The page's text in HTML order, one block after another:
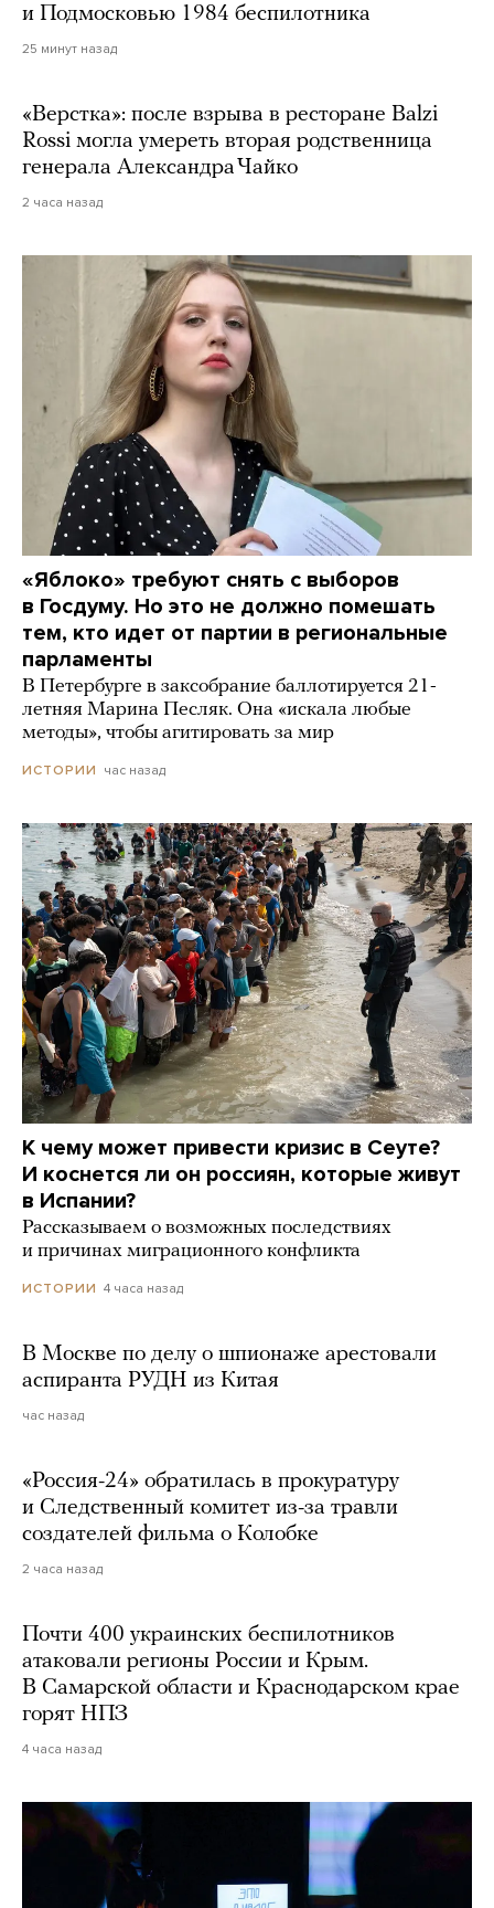
и Подмосковью 1984 беспилотника
25 минут назад
«Верстка»: после взрыва в ресторане Balzi
Rossi могла умереть вторая родственница
генерала Александра Чайко
2 часа назад
«Яблоко» требуют снять с выборов
в Госдуму. Но это не должно помешать
тем, кто идет от партии в региональные
парламенты
В Петербурге в заксобрание баллотируется 21-
летняя Марина Песляк. Она «искала любые
методы», чтобы агитировать за мир
ИСТОРИИ час назад
К чему может привести кризис в Сеуте?
И коснется ли он россиян, которые живут
в Испании?
Рассказываем о возможных последствиях
и причинах миграционного конфликта
ИСТОРИИ 4 часа назад
В Москве по делу о шпионаже арестовали
аспиранта РУДН из Китая
час назад
«Россия-24» обратилась в прокуратуру
и Следственный комитет из-за травли
создателей фильма о Колобке
2 часа назад
Почти 400 украинских беспилотников
атаковали регионы России и Крым.
В Самарской области и Краснодарском крае
горят НПЗ
4 часа назад